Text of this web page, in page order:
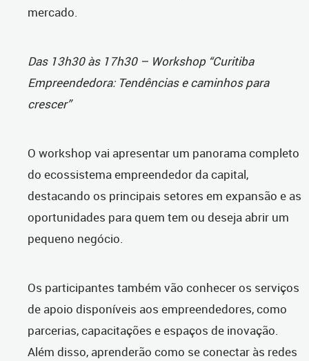
mercado.
Das 13h30 às 17h30 – Workshop “Curitiba
Empreendedora: Tendências e caminhos para
crescer”
O workshop vai apresentar um panorama completo
do ecossistema empreendedor da capital,
destacando os principais setores em expansão e as
oportunidades para quem tem ou deseja abrir um
pequeno negócio.
Os participantes também vão conhecer os serviços
de apoio disponíveis aos empreendedores, como
parcerias, capacitações e espaços de inovação.
Além disso, aprenderão como se conectar às redes